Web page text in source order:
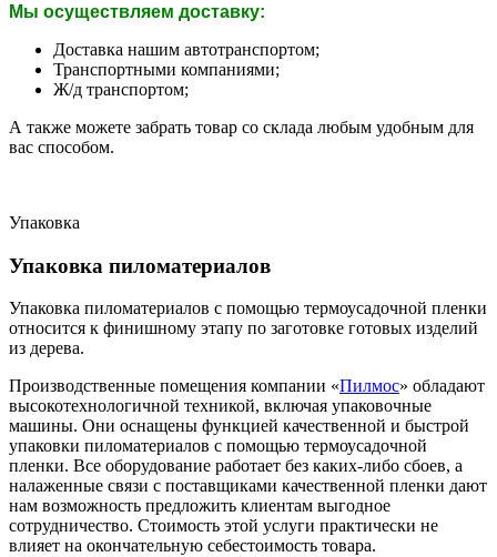
Мы осуществляем доставку:
Доставка нашим автотранспортом;
Транспортными компаниями;
Ж/д транспортом;
А также можете забрать товар со склада любым удобным для
вас способом.
Упаковка
Упаковка пиломатериалов
Упаковка пиломатериалов с помощью термоусадочной пленки
относится к финишному этапу по заготовке готовых изделий
из дерева.
Производственные помещения компании «Пилмос» обладают
высокотехнологичной техникой, включая упаковочные
машины. Они оснащены функцией качественной и быстрой
упаковки пиломатериалов с помощью термоусадочной
пленки. Все оборудование работает без каких-либо сбоев, а
налаженные связи с поставщиками качественной пленки дают
нам возможность предложить клиентам выгодное
сотрудничество. Стоимость этой услуги практически не
влияет на окончательную себестоимость товара.